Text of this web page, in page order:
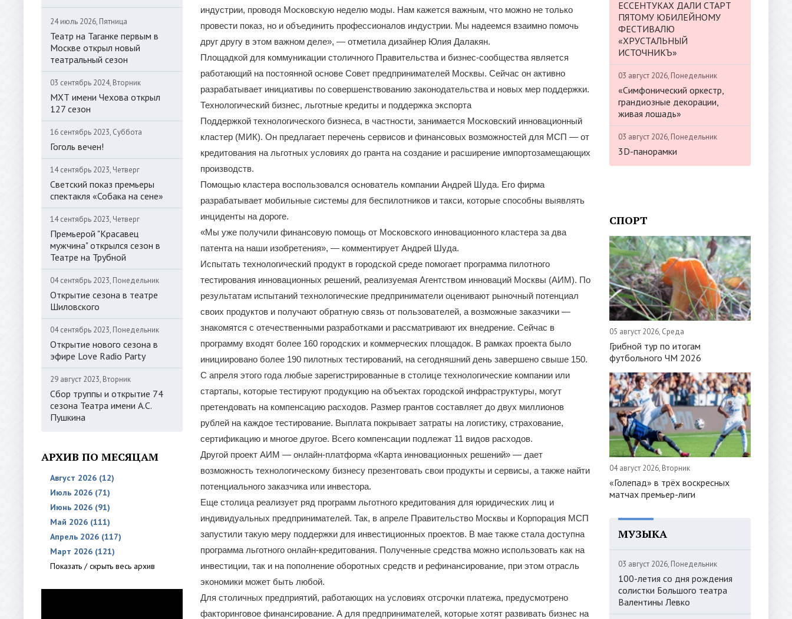
24 июль 2026, Пятница
Театр на Таганке первым в
Москве открыл новый
театральный сезон
03 сентябрь 2024, Вторник
МХТ имени Чехова открыл
127 сезон
16 сентябрь 2023, Суббота
Гоголь вечен!
14 сентябрь 2023, Четверг
Светский показ премьеры
спектакля «Собака на сене»
14 сентябрь 2023, Четверг
Премьерой "Красавец
мужчина" открылся сезон в
Театре на Трубной
04 сентябрь 2023, Понедельник
Открытие сезона в театре
Шиловского
04 сентябрь 2023, Понедельник
Открытие нового сезона в
эфире Love Radio Party
29 август 2023, Вторник
Сбор труппы и открытие 74
сезона Театра имени А.С.
Пушкина
АРХИВ ПО МЕСЯЦАМ
Август 2026 (12)
Июль 2026 (71)
Июнь 2026 (91)
Май 2026 (111)
Апрель 2026 (117)
Март 2026 (121)
Показать / скрыть весь архив
индустрии, проводя Московскую неделю моды. Нам кажется важным, что можно не только
провести показ, но и объединить профессионалов индустрии. Мы надеемся взаимно помочь
друг другу в этом важном деле», — отметила дизайнер Юлия Далакян.
Площадкой для коммуникации столичного Правительства и бизнес-сообщества является
работающий на постоянной основе Совет предпринимателей Москвы. Сейчас он активно
разрабатывает инициативы по совершенствованию законодательства и новых мер поддержки.
Технологический бизнес, льготные кредиты и поддержка экспорта
Поддержкой технологического бизнеса, в частности, занимается Московский инновационный
кластер (МИК). Он предлагает перечень сервисов и финансовых возможностей для МСП — от
кредитования на льготных условиях до гранта на создание и расширение импортозамещающих
производств.
Помощью кластера воспользовался основатель компании Андрей Шуда. Его фирма
разрабатывает мобильные системы для беспилотников и такси, которые способны выявлять
инциденты на дороге.
«Мы уже получили финансовую помощь от Московского инновационного кластера за два
патента на наши изобретения», — комментирует Андрей Шуда.
Испытать технологический продукт в городской среде помогает программа пилотного
тестирования инновационных решений, реализуемая Агентством инноваций Москвы (АИМ). По
результатам испытаний технологические предприниматели оценивают рыночный потенциал
своих продуктов и получают обратную связь от пользователей, а возможные заказчики —
знакомятся с отечественными разработками и рассматривают их внедрение. Сейчас в
программу входят более 160 городских и коммерческих площадок. В рамках проекта было
инициировано более 190 пилотных тестирований, на сегодняшний день завершено свыше 150.
С апреля этого года любые зарегистрированные в столице технологические компании или
стартапы, которые тестируют продукцию на объектах городской инфраструктуры, могут
претендовать на компенсацию расходов. Размер грантов составляет до двух миллионов
рублей на каждое тестирование. Выплата покрывает затраты на логистику, страхование,
сертификацию и многое другое. Всего компенсации подлежат 11 видов расходов.
Другой проект АИМ — онлайн-платформа «Карта инновационных решений» — дает
возможность технологическому бизнесу презентовать свои продукты и сервисы, а также найти
потенциального заказчика или инвестора.
Еще столица реализует ряд программ льготного кредитования для юридических лиц и
индивидуальных предпринимателей. Так, в апреле Правительство Москвы и Корпорация МСП
запустили такую меру поддержки для инвестиционных проектов. В мае также стала доступна
программа льготного онлайн-кредитования. Полученные средства можно использовать как на
инвестиции, так и на пополнение оборотных средств и рефинансирование, при этом отрасль
экономики может быть любой.
Для столичных предприятий, работающих на условиях отсрочки платежа, предусмотрено
факторинговое финансирование. А для предпринимателей, которые хотят развивать бизнес на
ЕССЕНТУКАХ ДАЛИ СТАРТ
ПЯТОМУ ЮБИЛЕЙНОМУ
ФЕСТИВАЛЮ
«ХРУСТАЛЬНЫЙ
ИСТОЧНИКЪ»
03 август 2026, Понедельник
«Симфонический оркестр,
грандиозные декорации,
живая лошадь»
03 август 2026, Понедельник
3D-панорамки
СПОРТ
05 август 2026, Среда
Грибной тур по итогам
футбольного ЧМ 2026
04 август 2026, Вторник
«Голепад» в трёх воскресных
матчах премьер-лиги
МУЗЫКА
03 август 2026, Понедельник
100-летия со дня рождения
солистки Большого театра
Валентины Левко